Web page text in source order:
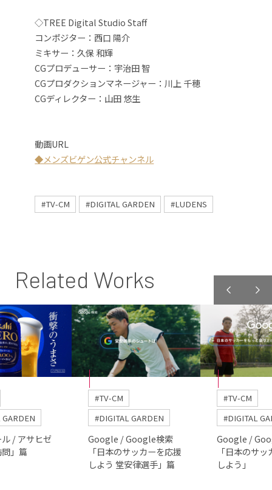
◇TREE Digital Studio Staff
コンポジター：西口 陽介
ミキサー：久保 和輝
CGプロデューサー：宇治田 智
CGプロダクションマネージャー：川上 千穂
CGディレクター：山田 悠生
動画URL
◆メンズビゲン公式チャンネル
#TV-CM #DIGITAL GARDEN #LUDENS
Related Works
/ アサヒゼ
」篇
#TV-CM
#DIGITAL GARDEN
Google / Google検索
「日本のサッカーを応援
しよう 堂安律選手」篇
#TV-CM
#DIGITAL
Google /
「日本のサ
しよう」